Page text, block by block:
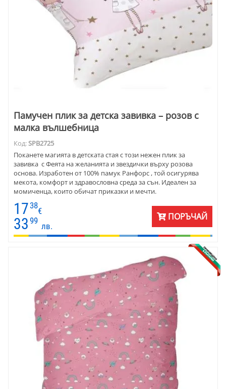
Памучен плик за детска завивка – розов с
малка вълшебница
Код:SPB2725
Поканете магията в детската стая с този нежен плик за
завивка с Феята на желанията и звездички върху розова
основа. Изработен от 100% памук Ранфорс , той осигурява
мекота, комфорт и здравословна среда за сън. Идеален за
момиченца, които обичат приказки и мечти.
17 38
€
33 99
лв.
ПОРЪЧАЙ